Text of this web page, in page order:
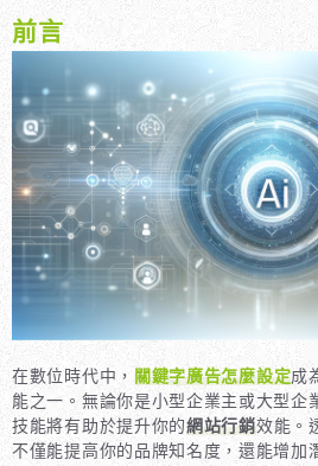
前言
在數位時代中， 關鍵字廣告怎麼設定成
能之一。無論你是小型企業主或大型企
技能將有助於提升你的網站行銷效能。
不僅能提高你的品牌知名度，還能增加